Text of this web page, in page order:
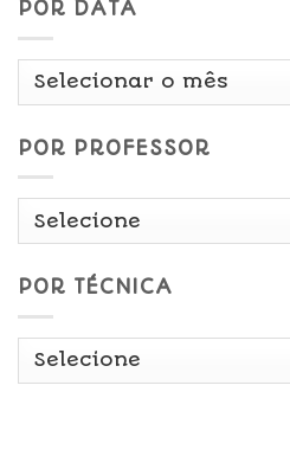
POR DATA
Por
POR PROFESSOR
POR TÉCNICA